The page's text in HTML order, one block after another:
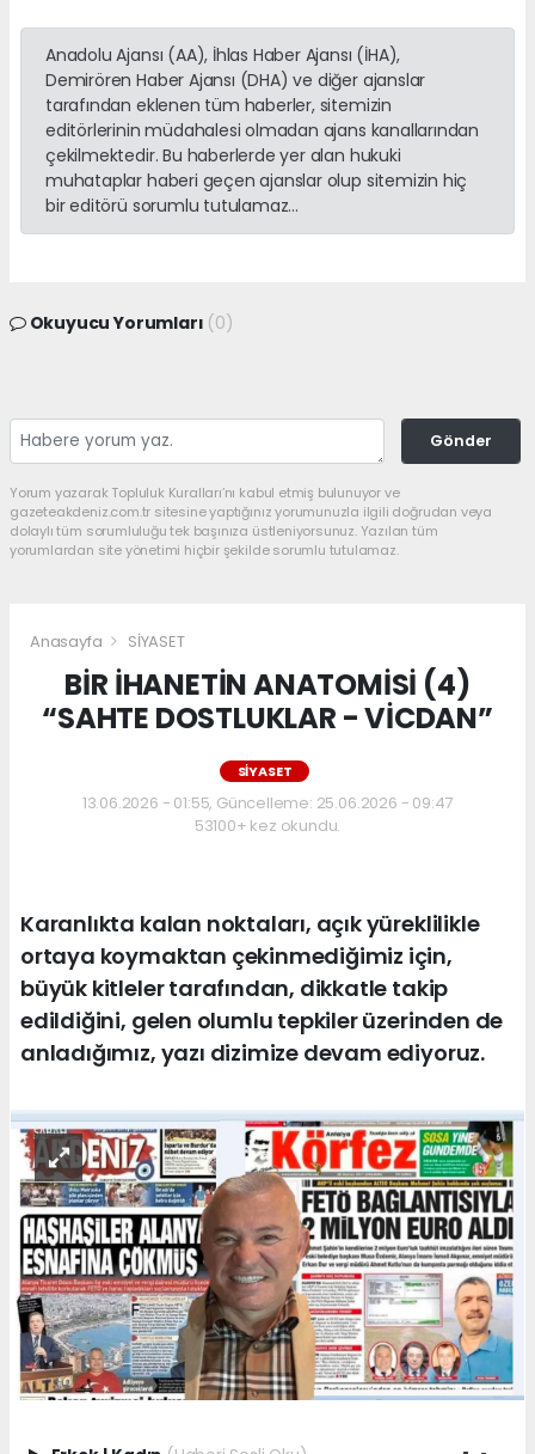
Anadolu Ajansı (AA), İhlas Haber Ajansı (İHA),
Demirören Haber Ajansı (DHA) ve diğer ajanslar
tarafından eklenen tüm haberler, sitemizin
editörlerinin müdahalesi olmadan ajans kanallarından
çekilmektedir. Bu haberlerde yer alan hukuki
muhataplar haberi geçen ajanslar olup sitemizin hiç
bir editörü sorumlu tutulamaz...
Okuyucu Yorumları (0)
Gönder
Yorum yazarak Topluluk Kuralları’nı kabul etmiş bulunuyor ve
gazeteakdeniz.com.tr sitesine yaptığınız yorumunuzla ilgili doğrudan veya
dolaylı tüm sorumluluğu tek başınıza üstleniyorsunuz. Yazılan tüm
yorumlardan site yönetimi hiçbir şekilde sorumlu tutulamaz.
Anasayfa SİYASET
BİR İHANETİN ANATOMİSİ (4)
“SAHTE DOSTLUKLAR - VİCDAN”
SİYASET
13.06.2026 - 01:55, Güncelleme: 25.06.2026 - 09:47
53100+ kez okundu.
Karanlıkta kalan noktaları, açık yüreklilikle
ortaya koymaktan çekinmediğimiz için,
büyük kitleler tarafından, dikkatle takip
edildiğini, gelen olumlu tepkiler üzerinden de
anladığımız, yazı dizimize devam ediyoruz.